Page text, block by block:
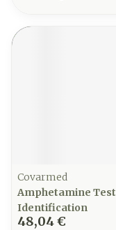
Covarmed
Amphetamine Test
Identification
48,04 €